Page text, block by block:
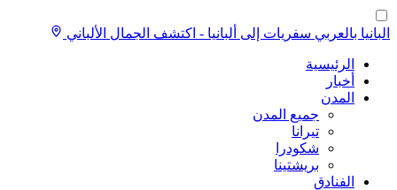
البانيا بالعربي سفريات إلى ألبانيا - اكتشف الجمال الألباني
الرئيسية
أخبار
المدن
جميع المدن
تيرانا
شكودرا
بريشتينا
الفنادق